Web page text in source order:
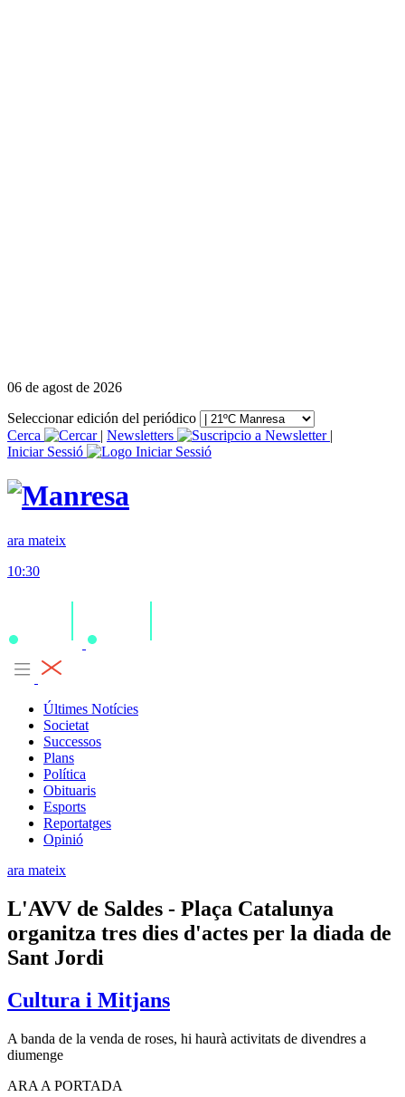
06 de agost de 2026
Seleccionar edición del periódico
Cerca
| Newsletters
|
Iniciar Sessió
ara mateix
10:30
Últimes Notícies
Societat
Successos
Plans
Política
Obituaris
Esports
Reportatges
Opinió
ara mateix
L'AVV de Saldes - Plaça Catalunya
organitza tres dies d'actes per la diada de
Sant Jordi
Cultura i Mitjans
A banda de la venda de roses, hi haurà activitats de divendres a
diumenge
ARA A PORTADA